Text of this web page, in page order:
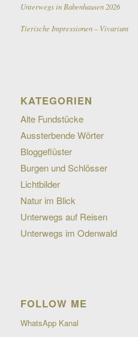
Unterwegs in Babenhausen 2026
Tierische Impressionen – Vivarium
KATEGORIEN
Alte Fundstücke
Aussterbende Wörter
Bloggeflüster
Burgen und Schlösser
Lichtbilder
Natur im Blick
Unterwegs auf Reisen
Unterwegs im Odenwald
FOLLOW ME
WhatsApp Kanal